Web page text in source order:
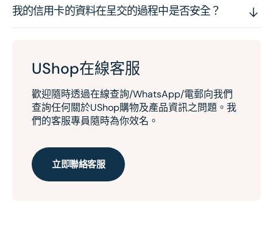
我的信用卡的資料在呈交的過程中是否安全？
UShop在線客服
歡迎隨時透過在線查詢/WhatsApp/電郵向我們
查詢任何關於UShop購物及產品資訊之問題。我
們的客服專員隨時為你效名。
立即聯絡客服